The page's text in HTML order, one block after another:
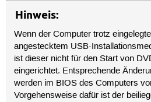
Hinweis:
Wenn der Computer trotz
angestecktem USB-
ist dieser nicht für den Start von
eingerichtet. Entsprechende
werden im BIOS des Computers
Vorgehensweise dafür ist der